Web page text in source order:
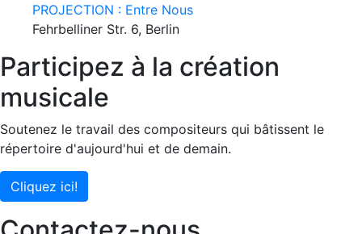
PROJECTION : Entre Nous
Fehrbelliner Str. 6, Berlin
Participez à la création
musicale
Soutenez le travail des compositeurs qui bâtissent le
répertoire d'aujourd'hui et de demain.
Cliquez ici!